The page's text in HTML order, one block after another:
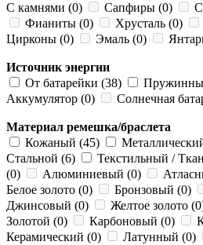
С камнями (0)
Сапфиры (0)
Фианиты (0)
Хрусталь (0)
Цирконы (0)
Эмаль (0)
Источник энергии
От батарейки (38)
Аккумулятор (0)
Солнечная
Материал ремешка/браслета
Кожаный (45)
Стальной (6)
Текстильный /
(0)
Алюминиевый (0)
Белое золото (0)
Бронзовый (0)
Джинсовый (0)
Желтое золото
Золотой (0)
Карбоновый (0)
Керамический (0)
Латунный (0)